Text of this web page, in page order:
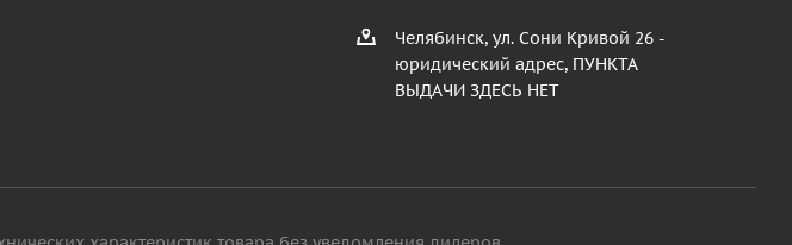
Челябинск, ул. Сони Кривой 26 -
юридический адрес, ПУНКТА
ВЫДАЧИ ЗДЕСЬ НЕТ